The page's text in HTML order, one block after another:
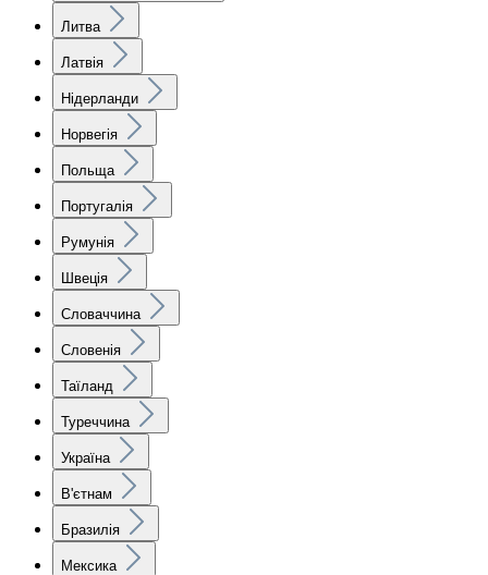
Литва
Латвія
Нідерланди
Норвегія
Польща
Португалія
Румунія
Швеція
Словаччина
Словенія
Таїланд
Туреччина
Україна
В'єтнам
Бразилія
Мексика